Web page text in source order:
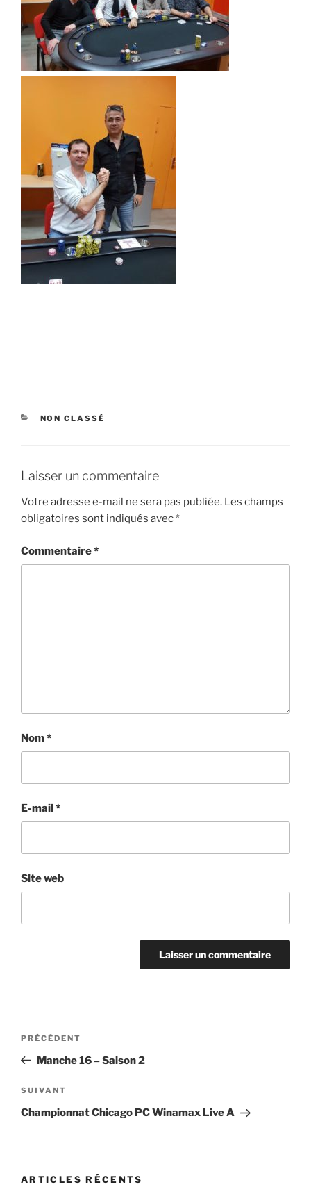
CATÉGORIES
NON CLASSÉ
Laisser un commentaire
Votre adresse e-mail ne sera pas publiée. Les champs
obligatoires sont indiqués avec*
Commentaire*
Nom*
E-mail*
Site web
Navigation
l’article
Article
précédent
PRÉCÉDENT
Manche 16 – Saison 2
Article
suivant
SUIVANT
Championnat Chicago PC Winamax Live A
ARTICLES RÉCENTS